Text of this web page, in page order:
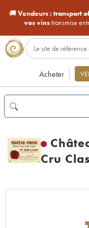
🚚Vendeurs : transport
vos vinstransmise
Acheter
Cru